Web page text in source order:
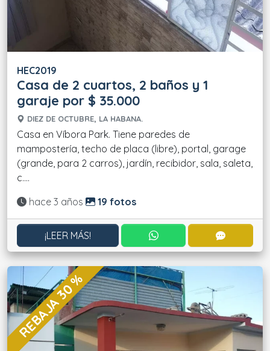
HEC2019
Casa de 2 cuartos, 2 baños y 1
garaje por $ 35.000
DIEZ DE OCTUBRE, LA HABANA.
Casa en Víbora Park. Tiene paredes de
mampostería, techo de placa (libre), portal, garage
(grande, para 2 carros), jardín, recibidor, sala, saleta,
c....
Actualizado:
hace 3 años 19 fotos
¡LEER MÁS! CONTACTAR POR
REBAJA 30 %